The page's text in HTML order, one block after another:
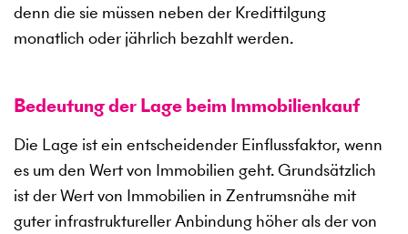
denn die sie müssen neben der Kredittilgung
monatlich oder jährlich bezahlt werden.
Bedeutung der Lage beim Immobilienkauf
Die Lage ist ein entscheidender Einflussfaktor, wenn
es um den Wert von Immobilien geht. Grundsätzlich
ist der Wert von Immobilien in Zentrumsnähe mit
guter infrastruktureller Anbindung höher als der von